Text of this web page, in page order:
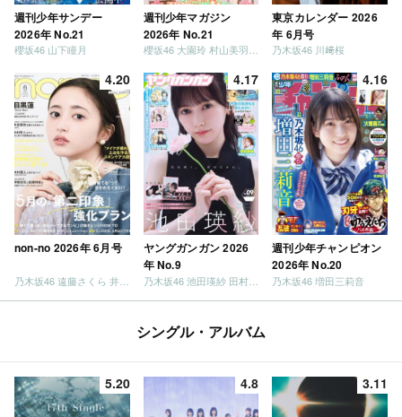
週刊少年サンデー
2026年 No.21
櫻坂46 山下瞳月
週刊少年マガジン
2026年 No.21
東京カレンダー 2026
年 6月号
乃木坂46 川﨑桜
4.20
non-no 2026年 6月号
4.17
ヤングガンガン 2026
年 No.9
乃木坂46 池田瑛紗 田村真佑
4.16
週刊少年チャンピオン
2026年 No.20
乃木坂46 増田三莉音
シングル・アルバム
5.20 4.8 3.11